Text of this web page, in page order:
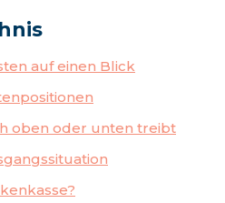
auf einen Blick
oben oder unten treibt